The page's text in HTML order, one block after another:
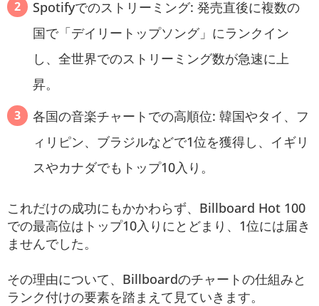
Spotifyでのストリーミング: 発売直後に複数の
国で「デイリートップソング」にランクイン
し、全世界でのストリーミング数が急速に上
昇。
各国の音楽チャートでの高順位: 韓国やタイ、フ
ィリピン、ブラジルなどで1位を獲得し、イギリ
スやカナダでもトップ10入り。
これだけの成功にもかかわらず、Billboard Hot 100
での最高位はトップ10入りにとどまり、1位には届き
ませんでした。
その理由について、Billboardのチャートの仕組みと
ランク付けの要素を踏まえて見ていきます。